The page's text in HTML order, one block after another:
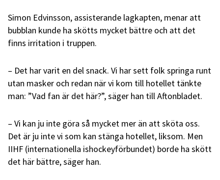
Simon Edvinsson, assisterande lagkapten, menar att
bubblan kunde ha skötts mycket bättre och att det
finns irritation i truppen.
– Det har varit en del snack. Vi har sett folk springa runt
utan masker och redan när vi kom till hotellet tänkte
man: ”Vad fan är det här?”, säger han till Aftonbladet.
– Vi kan ju inte göra så mycket mer än att sköta oss.
Det är ju inte vi som kan stänga hotellet, liksom. Men
IIHF (internationella ishockeyförbundet) borde ha skött
det här bättre, säger han.